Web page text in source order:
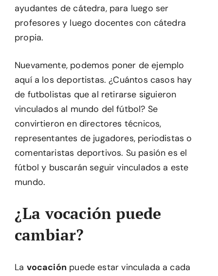
ayudantes de cátedra, para luego ser
profesores y luego docentes con cátedra
propia.
Nuevamente, podemos poner de ejemplo
aquí a los deportistas. ¿Cuántos casos hay
de futbolistas que al retirarse siguieron
vinculados al mundo del fútbol? Se
convirtieron en directores técnicos,
representantes de jugadores, periodistas o
comentaristas deportivos. Su pasión es el
fútbol y buscarán seguir vinculados a este
mundo.
¿La vocación puede
cambiar?
La vocación puede estar vinculada a cada